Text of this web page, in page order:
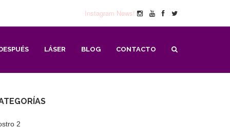
Instagram News!
LÁSER BLOG CONTACTO
2